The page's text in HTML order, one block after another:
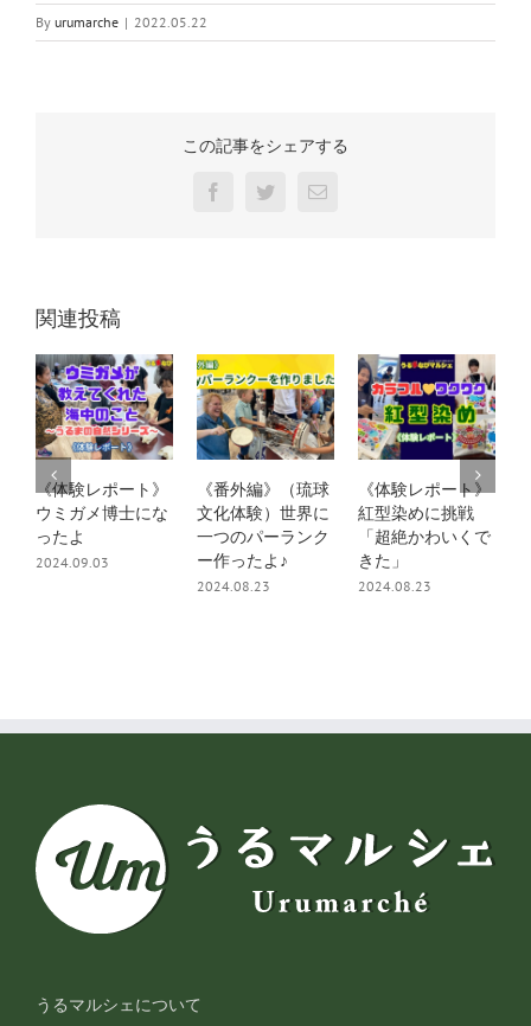
By urumarche | 2022.05.22
この記事をシェアする
FacebookTwitter電
関連投稿
《体験レポート》
ウミガメ博士にな
ったよ
2024.09.03
《番外編》（琉球
文化体験）世界に
一つのパーランク
ー作ったよ♪
2024.08.23
《体験レポート》
紅型染めに挑戦
「超絶かわいくで
きた」
2024.08.23
うるマルシェについて